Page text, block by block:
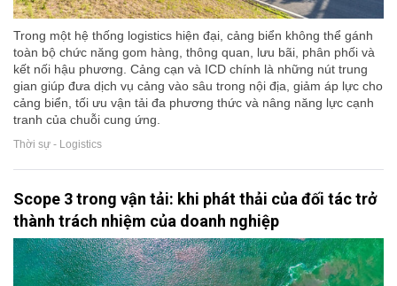
Trong một hệ thống logistics hiện đại, cảng biển không thể gánh
toàn bộ chức năng gom hàng, thông quan, lưu bãi, phân phối và
kết nối hậu phương. Cảng cạn và ICD chính là những nút trung
gian giúp đưa dịch vụ cảng vào sâu trong nội địa, giảm áp lực cho
cảng biển, tối ưu vận tải đa phương thức và nâng năng lực cạnh
tranh của chuỗi cung ứng.
Thời sự - Logistics
Scope 3 trong vận tải: khi phát thải của đối tác trở
thành trách nhiệm của doanh nghiệp